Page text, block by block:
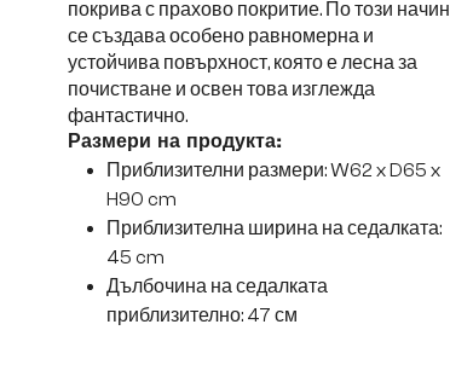
покрива с прахово покритие. По този начин
се създава особено равномерна и
устойчива повърхност, която е лесна за
почистване и освен това изглежда
фантастично.
Размери на продукта:
Приблизителни размери: W62 x D65 x
H90 cm
Приблизителна ширина на седалката:
45 cm
Дълбочина на седалката
приблизително: 47 см